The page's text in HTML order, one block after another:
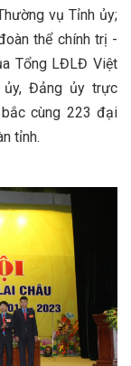
vụ Tỉnh ủy;
thể chính trị -
Tổng LĐLĐ Việt
ủy, Đảng ủy trực
cùng 223 đại
tỉnh.